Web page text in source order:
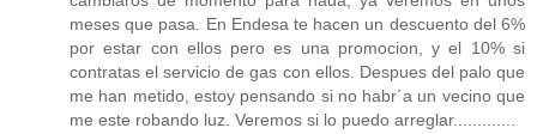
meses que pasa. En Endesa te hacen un descuento del 6%
por estar con ellos pero es una promocion, y el 10% si
contratas el servicio de gas con ellos. Despues del palo que
me han metido, estoy pensando si no habr´a un vecino que
me este robando luz. Veremos si lo puedo arreglar.............